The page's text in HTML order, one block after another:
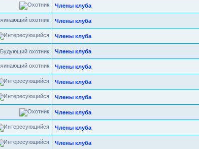
Члены клуба
Члены клуба
Члены клуба
Будующий охотник Члены клуба
Члены клуба
Члены клуба
Члены клуба
Члены клуба
Члены клуба
Члены клуба